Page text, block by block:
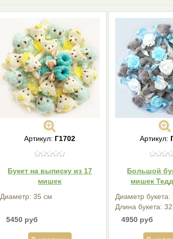
Артикул: Г1702
Букет на выписку из 17
мишек
Диаметр: 35 см
5450 руб
Артикул:
Большой
мишек
Диаметр букета:
Длина букета: 32
4950 руб